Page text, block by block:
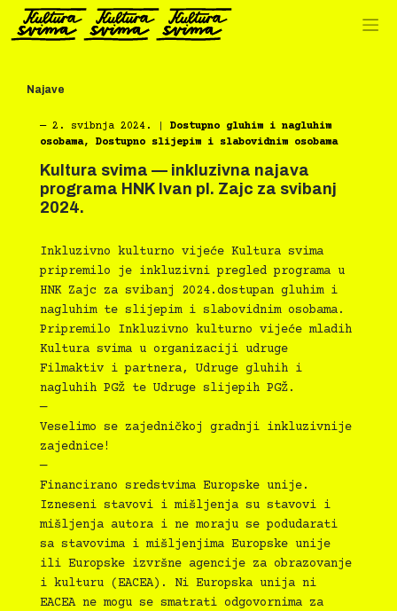
Preskoči
sadržaj
Najave
― 2. svibnja 2024.
Dostupno gluhim i nagluhim
osobama, Dostupno slijepim i slabovidnim osobama
Kultura svima — inkluzivna najava
programa HNK Ivan pl. Zajc za svibanj
2024.
Inkluzivno kulturno vijeće Kultura svima
pripremilo je inkluzivni pregled programa u
HNK Zajc za svibanj 2024.dostupan gluhim i
nagluhim te slijepim i slabovidnim osobama.
Pripremilo Inkluzivno kulturno vijeće mladih
Kultura svima u organizaciji udruge
Filmaktiv i partnera, Udruge gluhih i
nagluhih PGŽ te Udruge slijepih PGŽ.
—
Veselimo se zajedničkoj gradnji inkluzivnije
zajednice!
—
Financirano sredstvima Europske unije.
Izneseni stavovi i mišljenja su stavovi i
mišljenja autora i ne moraju se podudarati
sa stavovima i mišljenjima Europske unije
ili Europske izvršne agencije za obrazovanje
i kulturu (EACEA). Ni Europska unija ni
EACEA ne mogu se smatrati odgovornima za